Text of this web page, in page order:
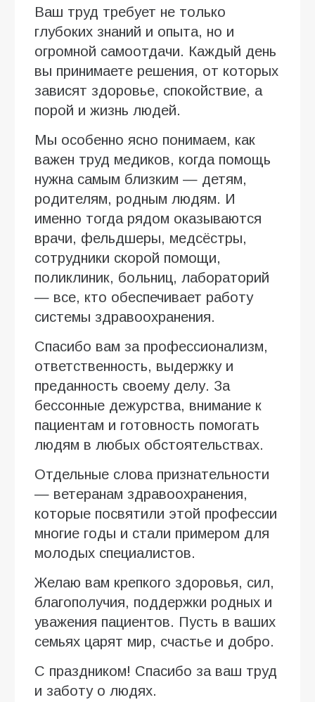
Ваш труд требует не только
глубоких знаний и опыта, но и
огромной самоотдачи. Каждый день
вы принимаете решения, от которых
зависят здоровье, спокойствие, а
порой и жизнь людей.
Мы особенно ясно понимаем, как
важен труд медиков, когда помощь
нужна самым близким — детям,
родителям, родным людям. И
именно тогда рядом оказываются
врачи, фельдшеры, медсёстры,
сотрудники скорой помощи,
поликлиник, больниц, лабораторий
— все, кто обеспечивает работу
системы здравоохранения.
Спасибо вам за профессионализм,
ответственность, выдержку и
преданность своему делу. За
бессонные дежурства, внимание к
пациентам и готовность помогать
людям в любых обстоятельствах.
Отдельные слова признательности
— ветеранам здравоохранения,
которые посвятили этой профессии
многие годы и стали примером для
молодых специалистов.
Желаю вам крепкого здоровья, сил,
благополучия, поддержки родных и
уважения пациентов. Пусть в ваших
семьях царят мир, счастье и добро.
С праздником! Спасибо за ваш труд
и заботу о людях.